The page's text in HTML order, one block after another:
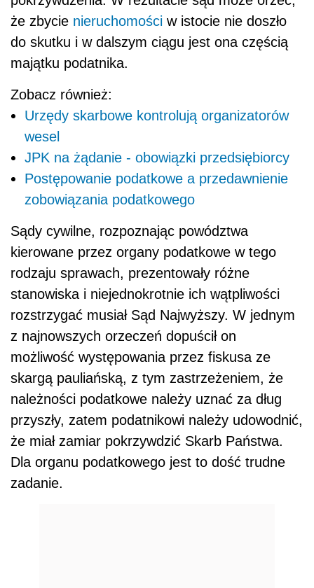
że zbycie nieruchomości w istocie nie doszło
do skutku i w dalszym ciągu jest ona częścią
majątku podatnika.
Zobacz również:
Urzędy skarbowe kontrolują organizatorów
wesel
JPK na żądanie - obowiązki przedsiębiorcy
Postępowanie podatkowe a przedawnienie
zobowiązania podatkowego
Sądy cywilne, rozpoznając powództwa
kierowane przez organy podatkowe w tego
rodzaju sprawach, prezentowały różne
stanowiska i niejednokrotnie ich wątpliwości
rozstrzygać musiał Sąd Najwyższy. W jednym
z najnowszych orzeczeń dopuścił on
możliwość występowania przez fiskusa ze
skargą pauliańską, z tym zastrzeżeniem, że
należności podatkowe należy uznać za dług
przyszły, zatem podatnikowi należy udowodnić,
że miał zamiar pokrzywdzić Skarb Państwa.
Dla organu podatkowego jest to dość trudne
zadanie.